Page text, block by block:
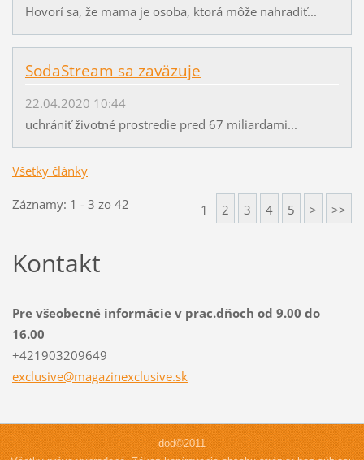
Hovorí sa, že mama je osoba, ktorá môže nahradiť...
SodaStream sa zaväzuje
22.04.2020 10:44
uchrániť životné prostredie pred 67 miliardami...
Všetky články
Záznamy: 1 - 3 zo 42 1 2 3 4 5 > >>
Kontakt
Pre všeobecné informácie v prac.dňoch od 9.00 do
16.00
+421903209649
exclusive@magazinexclusive.sk
dod©2011